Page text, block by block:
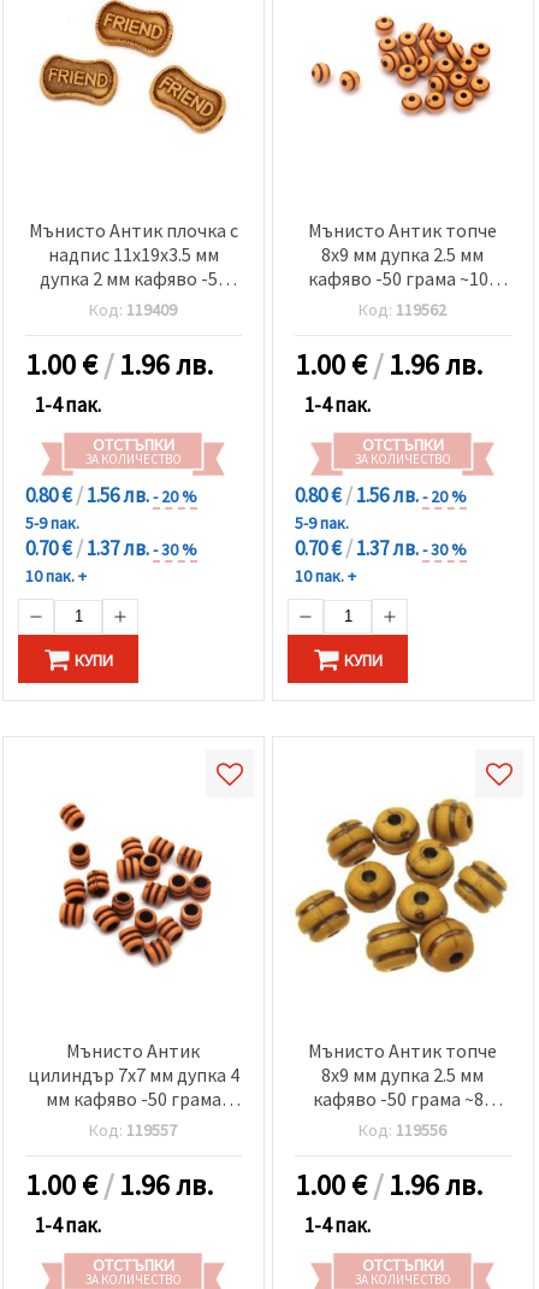
Мънисто Антик плочка с
надпис 11x19x3.5 мм
дупка 2 мм кафяво -50
грама ~81 броя
Код: 119409
1.00€/1.96 лв.
1-4 пак.
ОТСТЪПКИ
ЗА КОЛИЧЕСТВО
0.80 €/1.56 лв.- 20 %
5-9 пак.
0.70 €/1.37 лв.- 30 %
10 пак. +
КУПИ
Мънисто Антик топче
8x9 мм дупка 2.5 мм
кафяво -50 грама ~105
броя
Код: 119562
1.00€/1.96 лв.
1-4 пак.
ОТСТЪПКИ
ЗА КОЛИЧЕСТВО
0.80 €/1.56 лв.- 20 %
5-9 пак.
0.70 €/1.37 лв.- 30 %
10 пак. +
КУПИ
Мънисто Антик
цилиндър 7x7 мм дупка 4
мм кафяво -50 грама
~264 броя
Код: 119557
1.00€/1.96 лв.
1-4 пак.
ОТСТЪПКИ
ЗА КОЛИЧЕСТВО
Мънисто Антик топче
8x9 мм дупка 2.5 мм
кафяво -50 грама ~86
броя
Код: 119556
1.00€/1.96 лв.
1-4 пак.
ОТСТЪПКИ
ЗА КОЛИЧЕСТВО